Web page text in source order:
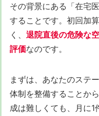
その背景にある「在宅
することです。初回加
く、 退院直後の危険な
評価なのです。
まずは、あなたのステ
体制を整備することか
成は難しくても、月に1